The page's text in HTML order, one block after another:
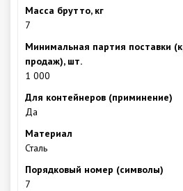
Масса брутто, кг
7
Минимальная партия поставки
продаж), шт.
1 000
Для контейнеров (приминение)
Да
Материал
Сталь
Порядковый номер (символы)
7